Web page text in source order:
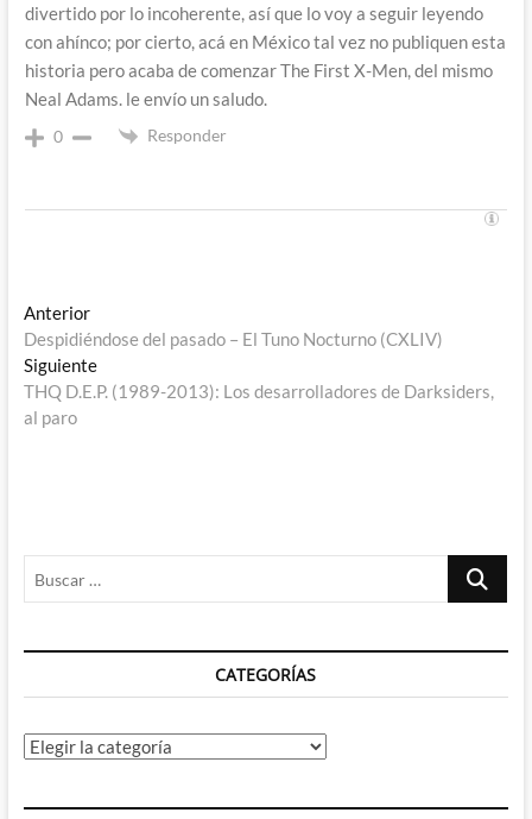
divertido por lo incoherente, así que lo voy a seguir leyendo
con ahínco; por cierto, acá en México tal vez no publiquen esta
historia pero acaba de comenzar The First X-Men, del mismo
Neal Adams. le envío un saludo.
0 Responder
Navegación
de
entradas
AnteriorEntrada
anterior:
Despidiéndose del pasado – El Tuno Nocturno (CXLIV)
SiguienteEntrada
siguiente:
THQ D.E.P. (1989-2013): Los desarrolladores de Darksiders,
al paro
Buscar
CATEGORÍAS
Categorías